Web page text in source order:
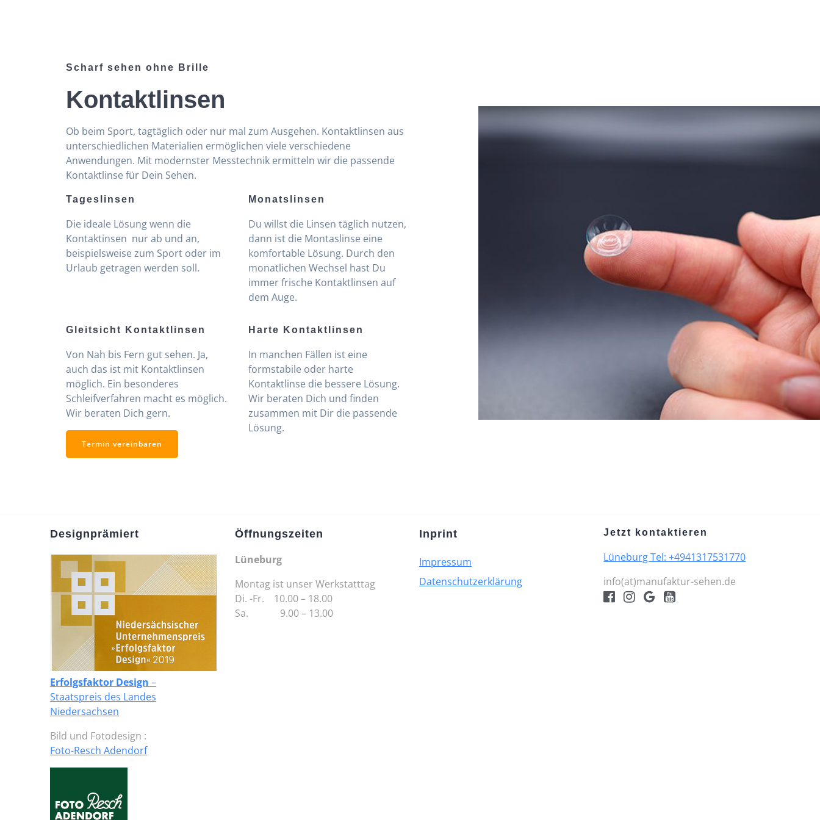
Scharf sehen ohne Brille
Kontaktlinsen
Ob beim Sport, tagtäglich oder nur mal zum Ausgehen. Kontaktlinsen aus
unterschiedlichen Materialien ermöglichen viele verschiedene
Anwendungen. Mit modernster Messtechnik ermitteln wir die passende
Kontaktlinse für Dein Sehen.
Tageslinsen
Die ideale Lösung wenn die
Kontaktinsen nur ab und an,
beispielsweise zum Sport oder im
Urlaub getragen werden soll.
Monatslinsen
Du willst die Linsen täglich nutzen,
dann ist die Montaslinse eine
komfortable Lösung. Durch den
monatlichen Wechsel hast Du
immer frische Kontaktlinsen auf
dem Auge.
Gleitsicht Kontaktlinsen
Von Nah bis Fern gut sehen. Ja,
auch das ist mit Kontaktlinsen
möglich. Ein besonderes
Schleifverfahren macht es möglich.
Wir beraten Dich gern.
Termin vereinbaren
Harte Kontaktlinsen
In manchen Fällen ist eine
formstabile oder harte
Kontaktlinse die bessere Lösung.
Wir beraten Dich und finden
zusammen mit Dir die passende
Lösung.
Designprämiert
Erfolgsfaktor Design –
Staatspreis des Landes
Niedersachsen
Bild und Fotodesign :
Foto-Resch Adendorf
Öffnungszeiten
Lüneburg
Montag ist unser Werkstatttag
Di. -Fr. 10.00 – 18.00
Sa. 9.00 – 13.00
Inprint
Impressum
Datenschutzerklärung
Jetzt kontaktieren
Lüneburg Tel: +4941317531770
info(at)manufaktur-sehen.de